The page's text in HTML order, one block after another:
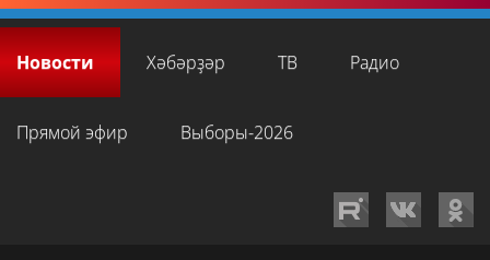
Новости Хәбәрҙәр ТВ Радио
Прямой эфир Выборы-2026